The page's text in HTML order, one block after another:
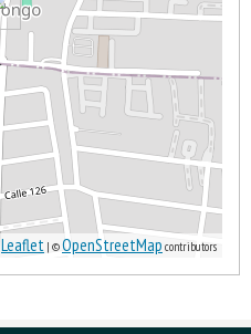
Leaflet | ©OpenStreetMap contributors